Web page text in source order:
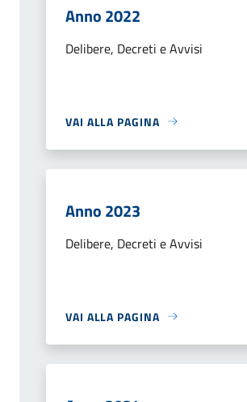
Anno 2022
Delibere, Decreti e Avvisi
VAI ALLA PAGINA
Anno 2023
Delibere, Decreti e Avvisi
VAI ALLA PAGINA